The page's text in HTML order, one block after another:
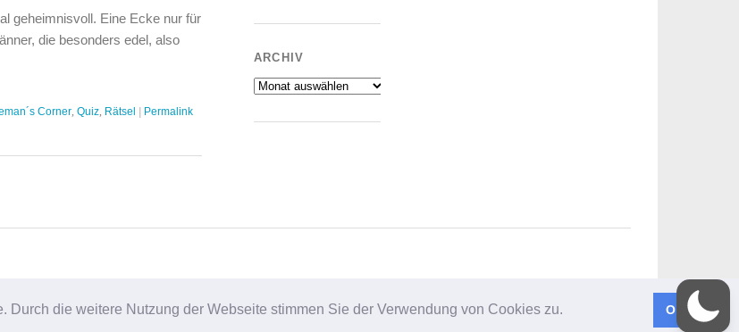
die weitere Nutzung der Webseite stimmen Sie der Verwendung von Cookies zu. Okay!
geheimnisvoll. Eine Ecke nur für
die besonders edel, also
Corner, Quiz, Rätsel | Permalink
ARCHIV
Archiv